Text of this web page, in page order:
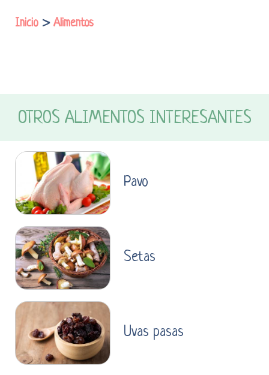
Inicio > Alimentos
OTROS ALIMENTOS INTERESANTES
Pavo
Setas
Uvas pasas